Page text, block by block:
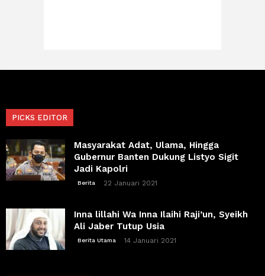
PICKS EDITOR
Masyarakat Adat, Ulama, Hingga
Gubernur Banten Dukung Listyo Sigit
Jadi Kapolri
Berita 22 Januari 2021
Inna lillahi Wa Inna Ilaihi Raji’un, Syeikh
Ali Jaber Tutup Usia
Berita Utama 14 Januari 2021